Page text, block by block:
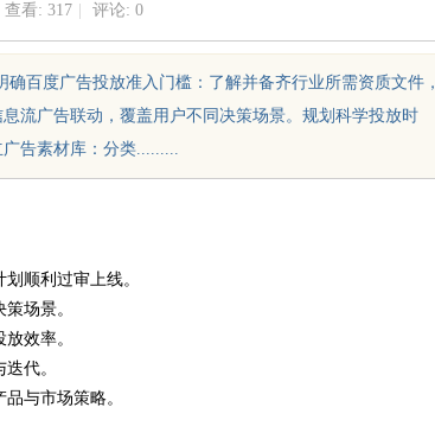
查看: 317 评论: 0
确百度广告投放准入门槛：了解并备齐行业所需资质文件，
流广告联动，覆盖用户不同决策场景。规划科学投放时
告素材库：分类.........
onclick： 10
顺利过审上线。
场景。
效率。
代。
与市场策略。
白云影视：开启多元化影视创作新时